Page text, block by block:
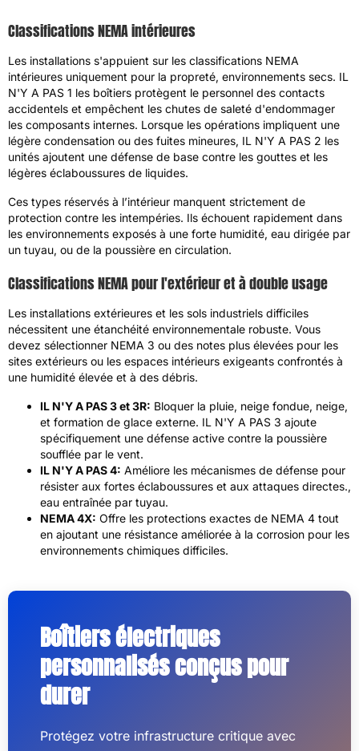
Classifications NEMA intérieures
Les installations s'appuient sur les classifications NEMA
intérieures uniquement pour la propreté, environnements secs. IL
N'Y A PAS 1 les boîtiers protègent le personnel des contacts
accidentels et empêchent les chutes de saleté d'endommager
les composants internes. Lorsque les opérations impliquent une
légère condensation ou des fuites mineures, IL N'Y A PAS 2 les
unités ajoutent une défense de base contre les gouttes et les
légères éclaboussures de liquides.
Ces types réservés à l’intérieur manquent strictement de
protection contre les intempéries. Ils échouent rapidement dans
les environnements exposés à une forte humidité, eau dirigée par
un tuyau, ou de la poussière en circulation.
Classifications NEMA pour l'extérieur et à double usage
Les installations extérieures et les sols industriels difficiles
nécessitent une étanchéité environnementale robuste. Vous
devez sélectionner NEMA 3 ou des notes plus élevées pour les
sites extérieurs ou les espaces intérieurs exigeants confrontés à
une humidité élevée et à des débris.
IL N'Y A PAS 3 et 3R: Bloquer la pluie, neige fondue, neige,
et formation de glace externe. IL N'Y A PAS 3 ajoute
spécifiquement une défense active contre la poussière
soufflée par le vent.
IL N'Y A PAS 4: Améliore les mécanismes de défense pour
résister aux fortes éclaboussures et aux attaques directes.,
eau entraînée par tuyau.
NEMA 4X: Offre les protections exactes de NEMA 4 tout
en ajoutant une résistance améliorée à la corrosion pour les
environnements chimiques difficiles.
Boîtiers électriques
personnalisés conçus pour
durer
Protégez votre infrastructure critique avec